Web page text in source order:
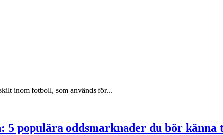
inom fotboll, som används för...
5 populära oddsmarknader du bör känna